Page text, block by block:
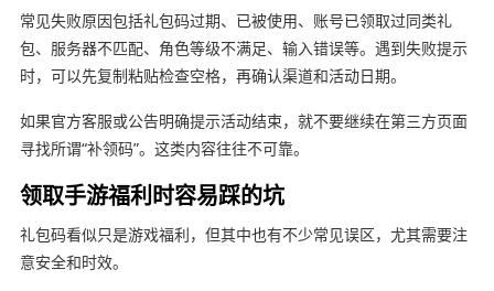
常见失败原因包括礼包码过期、已被使用、账号已领取过同类礼
包、服务器不匹配、角色等级不满足、输入错误等。遇到失败提示
时，可以先复制粘贴检查空格，再确认渠道和活动日期。
如果官方客服或公告明确提示活动结束，就不要继续在第三方页面
寻找所谓“补领码”。这类内容往往不可靠。
领取手游福利时容易踩的坑
礼包码看似只是游戏福利，但其中也有不少常见误区，尤其需要注
意安全和时效。